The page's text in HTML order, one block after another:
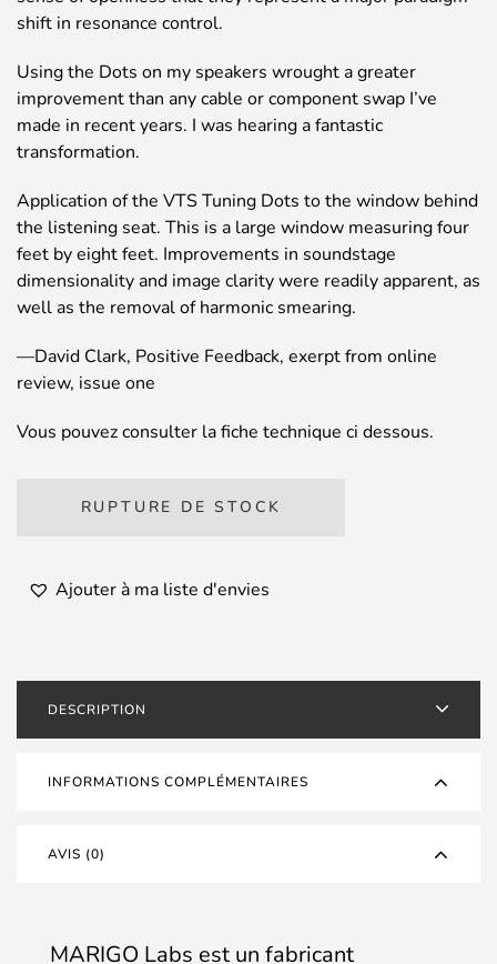
shift in resonance control.
Using the Dots on my speakers wrought a greater
improvement than any cable or component swap I’ve
made in recent years. I was hearing a fantastic
transformation.
Application of the VTS Tuning Dots to the window behind
the listening seat. This is a large window measuring four
feet by eight feet. Improvements in soundstage
dimensionality and image clarity were readily apparent, as
well as the removal of harmonic smearing.
—David Clark, Positive Feedback, exerpt from online
review, issue one
Vous pouvez consulter la fiche technique ci dessous.
RUPTURE DE STOCK
Ajouter à ma liste d'envies
DESCRIPTION
INFORMATIONS COMPLÉMENTAIRES
AVIS (0)
MARIGO Labs est un fabricant